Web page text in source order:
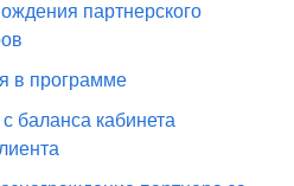
партнерского
в программе
баланса кабинета